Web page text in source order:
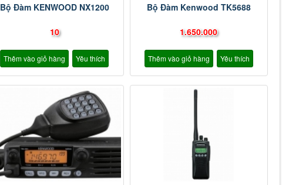
Bộ Đàm KENWOOD NX1200
10
Thêm vào giỏ hàng Yêu thích
Bộ Đàm Kenwood TK5688
1.650.000
Thêm vào giỏ hàng Yêu thích